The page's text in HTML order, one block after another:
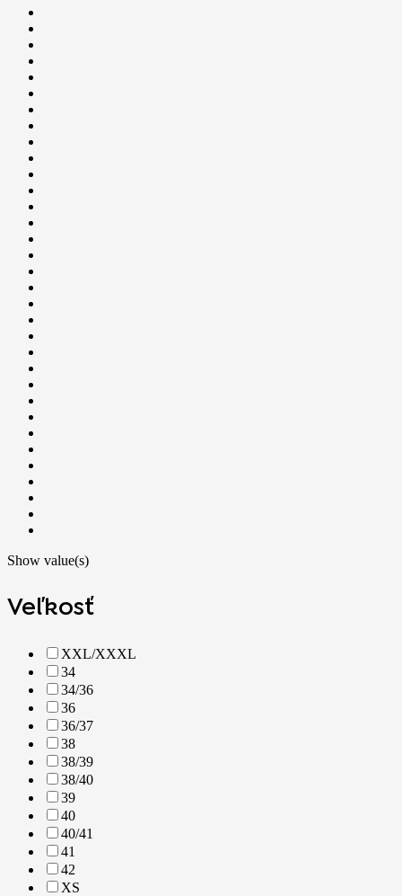
Show value(s)
Veľkosť
XXL/XXXL
34
34/36
36
36/37
38
38/39
38/40
39
40
40/41
41
42
XS